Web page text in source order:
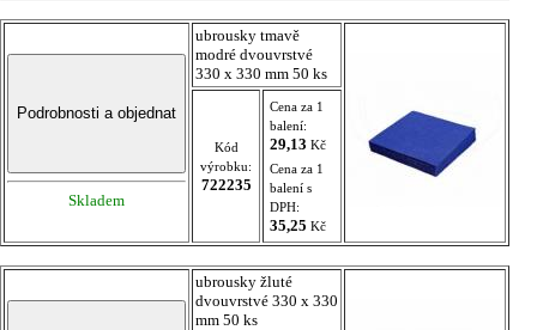
Skladem
ubrousky tmavě
modré dvouvrstvé
330 x 330 mm 50 ks
Kód
výrobku:
722235
Cena za 1
balení:
29,13 Kč
Cena za 1
balení s
DPH:
35,25 Kč
ubrousky žluté
dvouvrstvé 330 x 330
mm 50 ks